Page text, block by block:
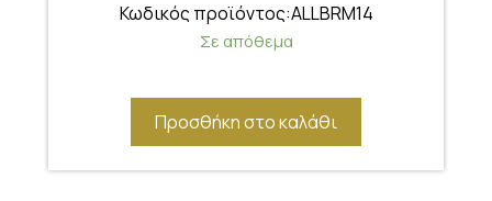
Κωδικός προϊόντος:ALLBRM14
Σε απόθεμα
Προσθήκη στο καλάθι